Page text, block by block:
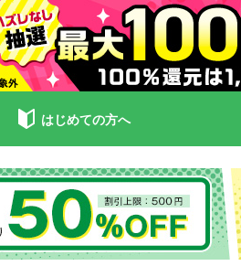
はじめての方へ